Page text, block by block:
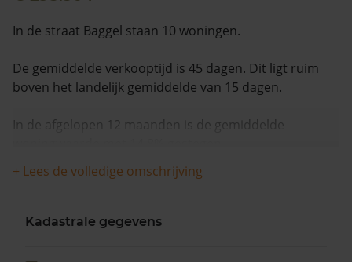
In de straat Baggel staan 10 woningen.
De gemiddelde verkooptijd is 45 dagen. Dit ligt ruim
boven het landelijk gemiddelde van 15 dagen.
In de afgelopen 12 maanden is de gemiddelde
+ Lees de volledige omschrijving
Kadastrale gegevens